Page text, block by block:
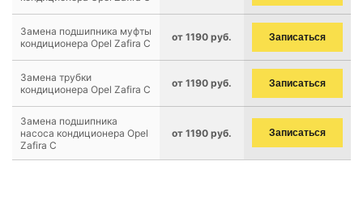
Замена подшипника муфты
кондиционера Opel Zafira C
от 1190 руб. Записаться
Замена трубки
кондиционера Opel Zafira C
от 1190 руб. Записаться
Замена подшипника
насоса кондиционера Opel
Zafira C
от 1190 руб. Записаться